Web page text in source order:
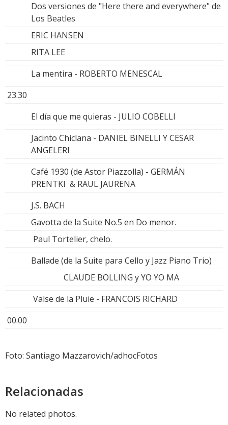
Dos versiones de "Here there and everywhere" de
Los Beatles
ERIC HANSEN
RITA LEE
La mentira - ROBERTO MENESCAL
23.30
El día que me quieras - JULIO COBELLI
Jacinto Chiclana - DANIEL BINELLI Y CESAR
ANGELERI
Café 1930 (de Astor Piazzolla) - GERMÁN
PRENTKI & RAUL JAURENA
J.S. BACH
Gavotta de la Suite No.5 en Do menor.
Paul Tortelier, chelo.
Ballade (de la Suite para Cello y Jazz Piano Trio)
CLAUDE BOLLING y YO YO MA
Valse de la Pluie - FRANCOIS RICHARD
00.00
Foto: Santiago Mazzarovich/adhocFotos
Relacionadas
No related photos.